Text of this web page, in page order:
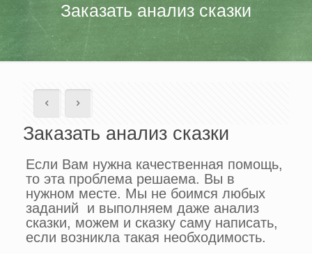
Заказать анализ сказки
Заказать анализ сказки
Если Вам нужна качественная помощь,
то эта проблема решаема. Вы в
нужном месте. Мы не боимся любых
заданий и выполняем даже анализ
сказки, можем и сказку саму написать,
если возникла такая необходимость.